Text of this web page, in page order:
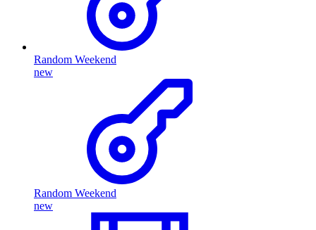
Random Weekend
new
Random Weekend
new